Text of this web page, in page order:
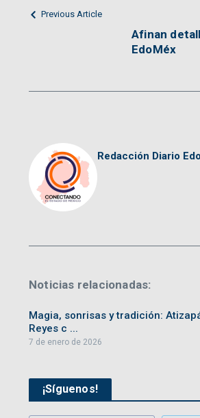
Previous Article
Afinan
EdoMéx
Redacción Diario
Noticias relacionadas:
Magia, sonrisas y tradición:
Reyes c ...
7 de enero de 2026
¡Síguenos!